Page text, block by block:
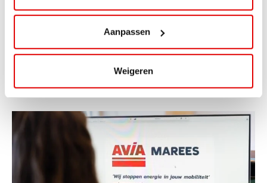
Aanpassen
Weigeren
ViaAVIA Super Deal: 20% korting bij
ViaAVIA Super Deal: €25 korting bij ViaLuxury Hotels